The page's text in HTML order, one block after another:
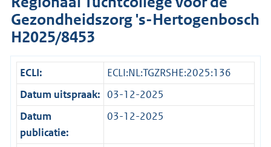
Gezondheidszorg 's-Hertogenbosch
H2025/8453
ECLI:
ECLI:NL:TGZRSHE:2025:136
Datum uitspraak: 03-12-2025
Datum
publicatie:
03-12-2025